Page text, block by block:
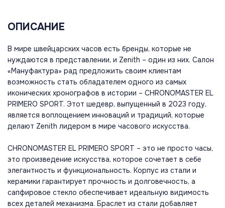
ОПИСАНИЕ
В мире швейцарских часов есть бренды, которые не
нуждаются в представлении, и Zenith – один из них. Салон
«Мануфактура» рад предложить своим клиентам
возможность стать обладателем одного из самых
иконических хронографов в истории – CHRONOMASTER EL
PRIMERO SPORT. Этот шедевр, выпущенный в 2023 году,
является воплощением инноваций и традиций, которые
делают Zenith лидером в мире часового искусства.
CHRONOMASTER EL PRIMERO SPORT – это не просто часы,
это произведение искусства, которое сочетает в себе
элегантность и функциональность. Корпус из стали и
керамики гарантирует прочность и долговечность, а
сапфировое стекло обеспечивает идеальную видимость
всех деталей механизма. Браслет из стали добавляет